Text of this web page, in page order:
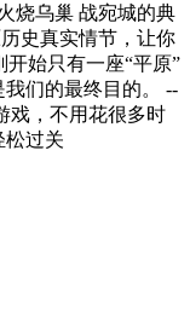
烧乌巢 战宛城的典
史真实情节，让你
始只有一座“平原”
们的最终目的。 --
戏，不用花很多时
松过关